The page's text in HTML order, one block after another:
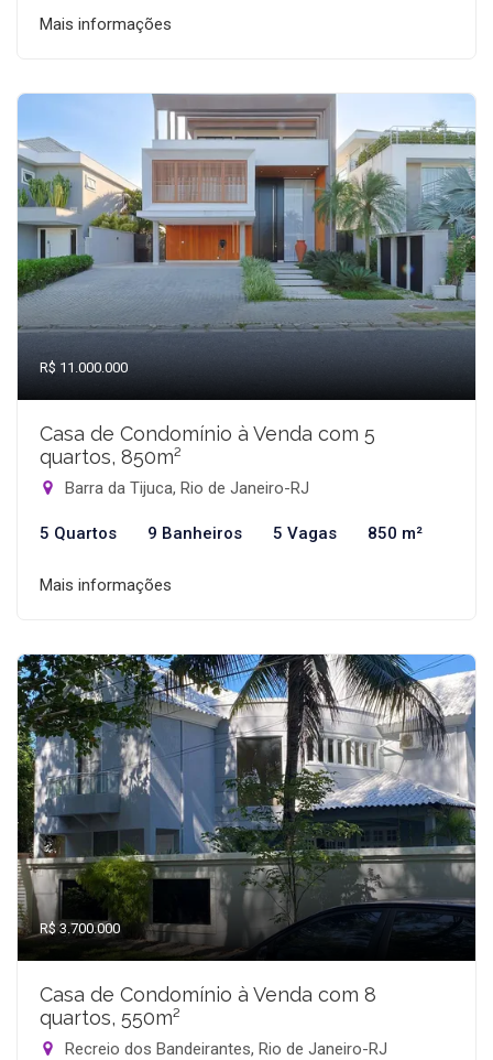
Mais informações
R$ 11.000.000
Casa de Condomínio à Venda com 5
quartos, 850m²
Barra da Tijuca, Rio de Janeiro-RJ
5 Quartos 9 Banheiros 5 Vagas 850 m²
Mais informações
R$ 3.700.000
Casa de Condomínio à Venda com 8
quartos, 550m²
Recreio dos Bandeirantes, Rio de Janeiro-RJ